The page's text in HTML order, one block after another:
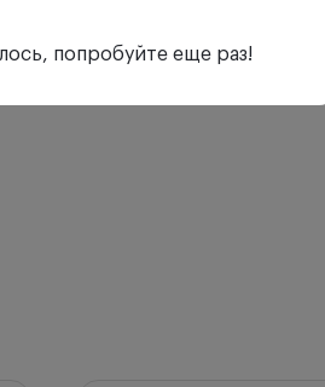
попробуйте еще раз!